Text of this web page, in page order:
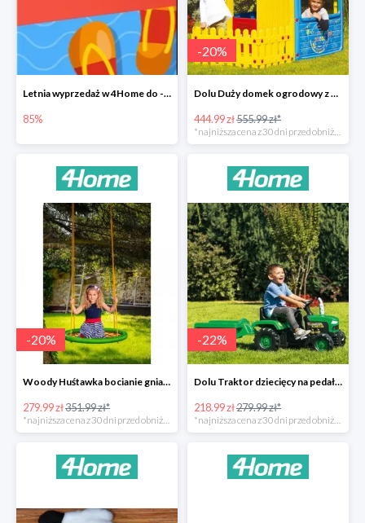
Letnia wyprzedaż w 4Home do -85%
85%
-20%
Dolu Duży domek ogrodowy z płotem -20%
444.99 zł555.99 zł*
-20%
Woody Huśtawka bocianie gniazdo -20%
279.99 zł351.99 zł*
*najniższa cena z 30 dni przed obniżką
-22%
Dolu Traktor dziecięcy na pedały z przyczepką -22%
218.99 zł279.99 zł*
*najniższa cena z 30 dni przed obniżką